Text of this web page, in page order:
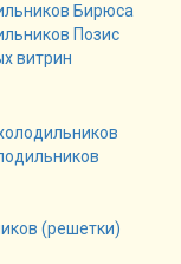
Бирюса
Позис
витрин
(решетки)